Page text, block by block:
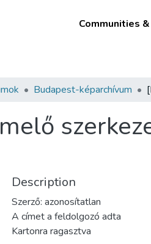
Communities
Budapest-képarchívum
Description
Szerző: azonosítatlan
A címet a feldolgozó adta
Kartonra ragasztva